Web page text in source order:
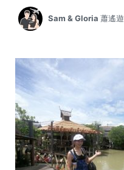
Sam & Gloria 蕭遙遊